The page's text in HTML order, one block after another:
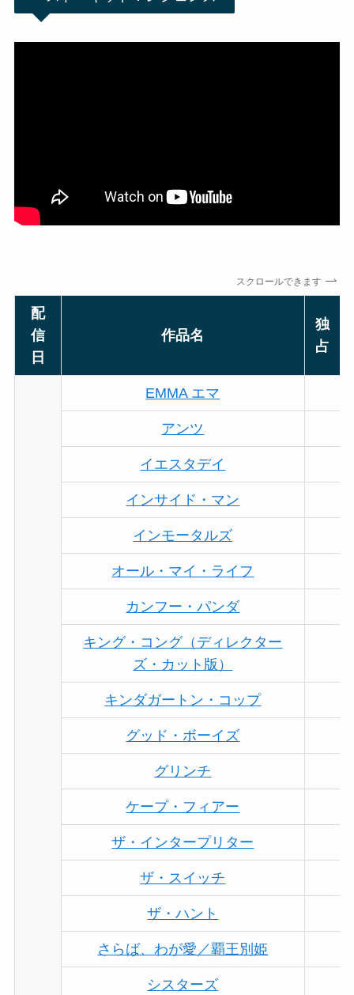
スクロールできます
配
信
日
作品名
独
占
EMMA エマ
アンツ
イエスタデイ
インサイド・マン
インモータルズ
オール・マイ・ライフ
カンフー・パンダ
キング・コング（ディレクター
ズ・カット版）
キンダガートン・コップ
グッド・ボーイズ
グリンチ
ケープ・フィアー
ザ・インタープリター
ザ・スイッチ
ザ・ハント
さらば、わが愛／覇王別姫
シスターズ